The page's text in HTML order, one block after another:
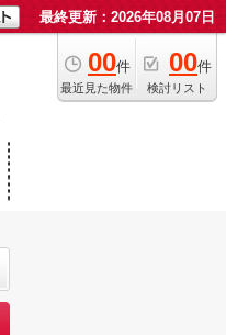
最終更新：2026年08月07日
00件
最近見た物件
00件
検討リスト